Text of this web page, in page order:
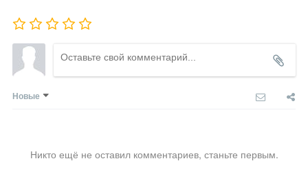
Новые
Никто ещё не оставил комментариев, станьте первым.